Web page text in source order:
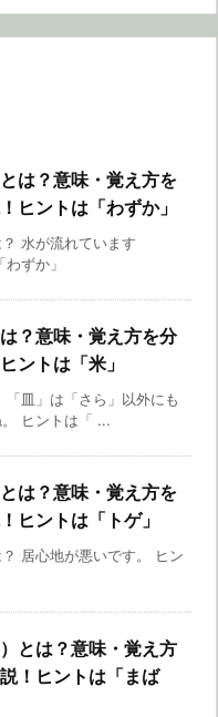
は？意味・覚え方を
ヒントは「わずか」
水が流れています
ずか」
？意味・覚え方を分
ントは「米」
皿」は「さら」以外にも
ヒントは「 ...
は？意味・覚え方を
ヒントは「トゲ」
居心地が悪いです。 ヒン
とは？意味・覚え方
！ヒントは「まば